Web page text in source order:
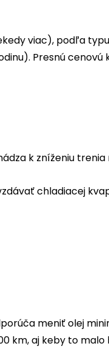
viac), podľa
Presnú cenovú
k zníženiu
chladiacej
meniť olej
km, aj keby to